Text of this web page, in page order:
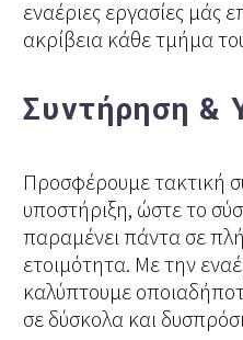
εναέριες εργασίες μάς
ακρίβεια κάθε τμήμα
Συντήρηση &
Προσφέρουμε τακτική
υποστήριξη, ώστε το
παραμένει πάντα σε
ετοιμότητα. Με την
καλύπτουμε
σε δύσκολα και